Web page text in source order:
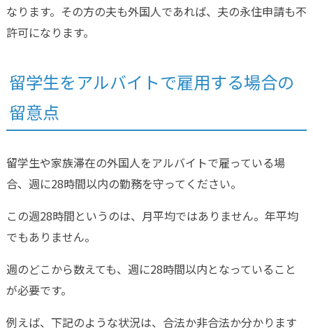
なります。その方の夫も外国人であれば、夫の永住申請も不
許可になります。
留学生をアルバイトで雇用する場合の
留意点
留学生や家族滞在の外国人をアルバイトで雇っている場
合、週に28時間以内の勤務を守ってください。
この週28時間というのは、月平均ではありません。年平均
でもありません。
週のどこから数えても、週に28時間以内となっていること
が必要です。
例えば、下記のような状況は、合法か非合法か分かります